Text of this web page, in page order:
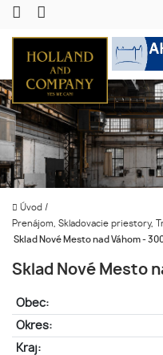
Úvod /
Prenájom, Skladovacie priestory,
Sklad Nové Mesto nad Váhom -
Sklad Nové Mesto
Obec:
Okres:
Kraj: